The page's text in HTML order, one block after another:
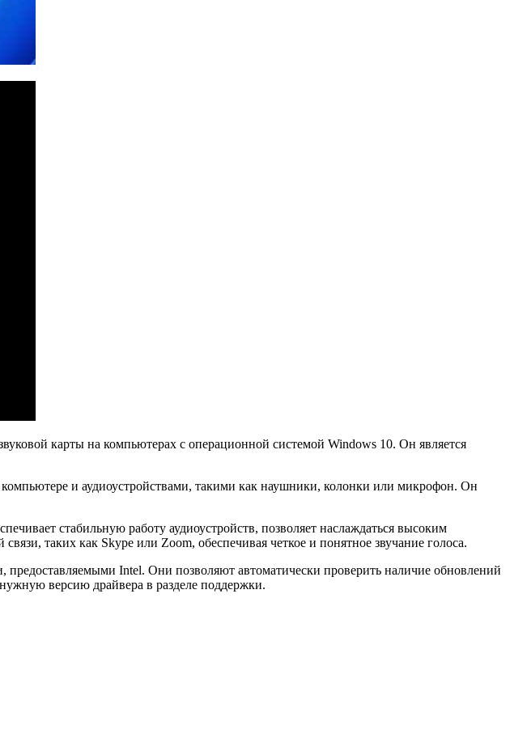
карты на компьютерах с операционной системой Windows 10. Он является
и аудиоустройствами, такими как наушники, колонки или микрофон. Он
стабильную работу аудиоустройств, позволяет наслаждаться высоким
таких как Skype или Zoom, обеспечивая четкое и понятное звучание голоса.
Intel. Они позволяют автоматически проверить наличие обновлений
версию драйвера в разделе поддержки.